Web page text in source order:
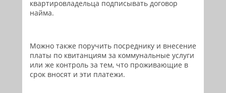
квартировладельца подписывать договор
найма.
Можно также поручить посреднику и внесение
платы по квитанциям за коммунальные услуги
или же контроль за тем, что проживающие в
срок вносят и эти платежи.